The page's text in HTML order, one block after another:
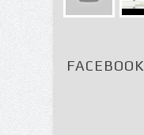
FACEBOOK